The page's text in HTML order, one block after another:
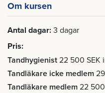
Om kursen
Antal dagar 3 dagar
Pris
Tandhygienist 22 500 SEK
Tandläkare icke medlem
Tandläkare medlem 22